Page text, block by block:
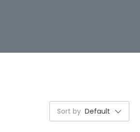
Sort by Default